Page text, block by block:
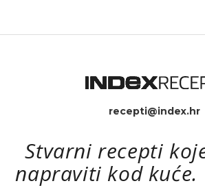
recepti@index.hr
Stvarni recepti
napraviti kod kuće.